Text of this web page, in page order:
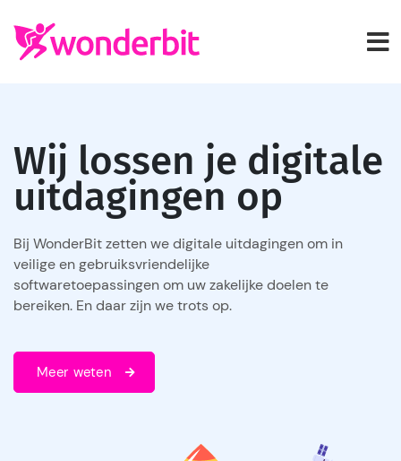
Wij lossen je digitale
uitdagingen op
Bij WonderBit zetten we digitale uitdagingen om in
veilige en gebruiksvriendelijke
softwaretoepassingen om uw zakelijke doelen te
bereiken. En daar zijn we trots op.
Meer weten